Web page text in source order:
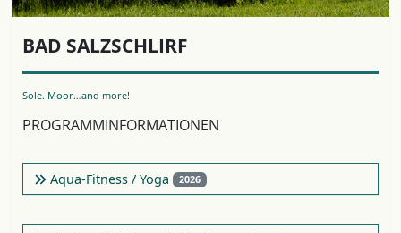
BAD SALZSCHLIRF
Sole. Moor…and more!
PROGRAMMINFORMATIONEN
Aqua-Fitness / Yoga 2026